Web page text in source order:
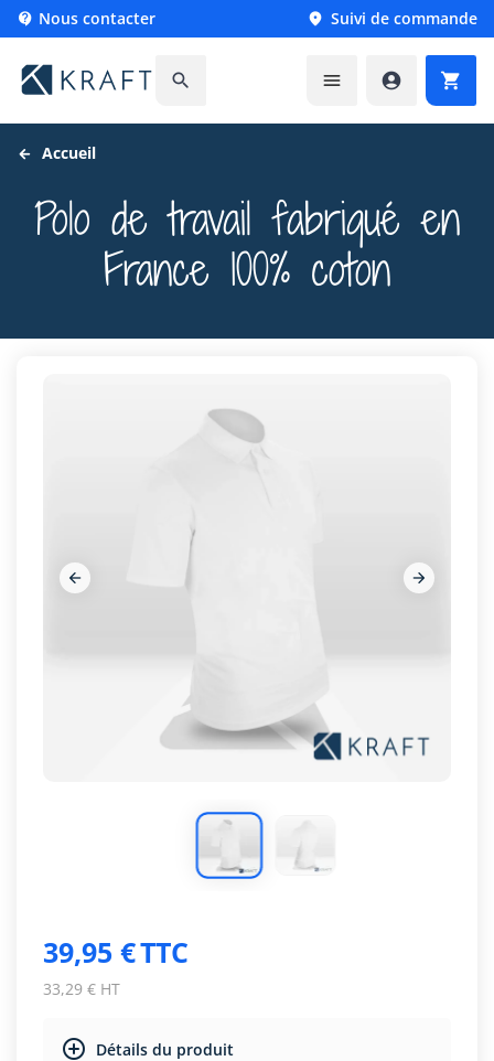
 Nous contacter  Suivi de commande
   
Accueil
Polo de travail fabriqué en
France 100% coton
 
 
39,95 €TTC
33,29 € HT
Détails du produit